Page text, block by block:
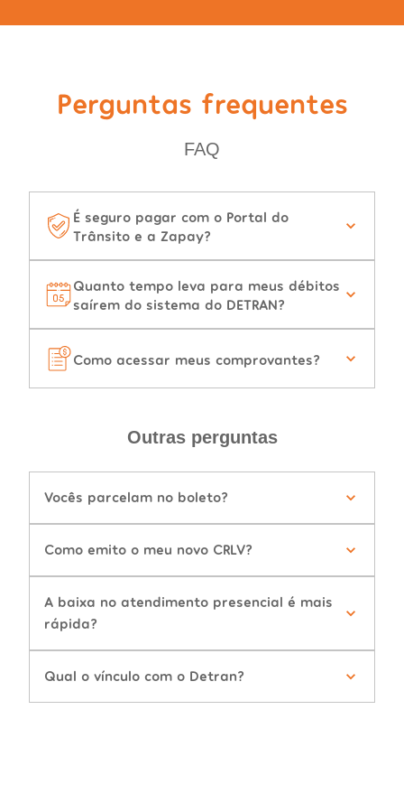
Perguntas frequentes
FAQ
É seguro pagar com o Portal do
Trânsito e a Zapay?
Quanto tempo leva para meus débitos
saírem do sistema do DETRAN?
Como acessar meus comprovantes?
Outras perguntas
Vocês parcelam no boleto?
Como emito o meu novo CRLV?
A baixa no atendimento presencial é mais
rápida?
Qual o vínculo com o Detran?